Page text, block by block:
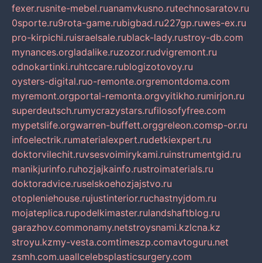
fexer.rusnite-mebel.ruanamvkusno.rutechnosaratov.ru
0sporte.ru9rota-game.rubigbad.ru227gp.ruwes-ex.ru
pro-kirpichi.ruisraelsale.rublack-lady.rustroy-db.com
mynances.orgladalike.ruzozor.rudvigremont.ru
odnokartinki.ruhtccare.rublogizotovoy.ru
oysters-digital.ruo-remonte.orgremontdoma.com
myremont.orgportal-remonta.orgvyitikho.rumirjon.ru
superdeutsch.rumycrazystars.rufilosofyfree.com
mypetslife.orgwarren-buffett.orggreleon.comsp-or.ru
infoelectrik.rumaterialexpert.rudetkiexpert.ru
doktorvilechit.ruvsesvoimirykami.ruinstrumentgid.ru
manikjurinfo.ruhozjajkainfo.rustroimaterials.ru
doktoradvice.ruselskoehozjajstvo.ru
otopleniehouse.rujustinterior.ruchastnyjdom.ru
mojateplica.rupodelkimaster.rulandshaftblog.ru
garazhov.commonamy.netstroysnami.kzlcna.kz
stroyu.kzmy-vesta.comtimeszp.comavtoguru.net
zsmh.com.uaallcelebsplasticsurgery.com